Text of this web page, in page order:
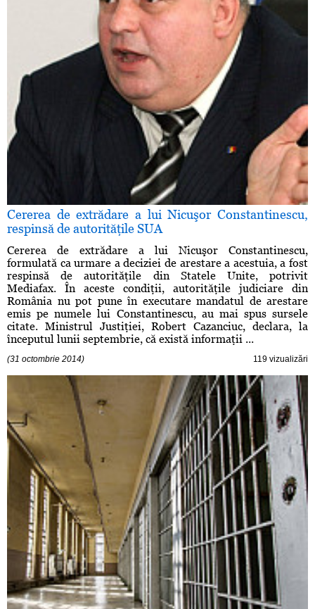
Cererea de extrădare a lui Nicuşor Constantinescu,
respinsă de autorităţile SUA
Cererea de extrădare a lui Nicuşor Constantinescu,
formulată ca urmare a deciziei de arestare a acestuia, a fost
respinsă de autorităţile din Statele Unite, potrivit
Mediafax. În aceste condiţii, autorităţile judiciare din
România nu pot pune în executare mandatul de arestare
emis pe numele lui Constantinescu, au mai spus sursele
citate. Ministrul Justiţiei, Robert Cazanciuc, declara, la
începutul lunii septembrie, că există informaţii ...
(31 octombrie 2014) 119 vizualizări